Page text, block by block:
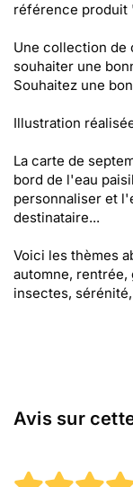
référence produit
Une collection de
souhaiter une
Souhaitez une
Illustration
La carte de
bord de l'eau
personnaliser et
destinataire...
Voici les thèmes
automne, rentrée,
insectes,
Avis sur